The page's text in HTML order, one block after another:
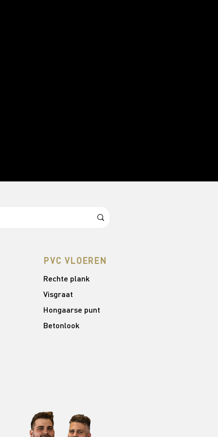
PVC VLOEREN
Rechte plank
Visgraat
Hongaarse punt
Betonlook